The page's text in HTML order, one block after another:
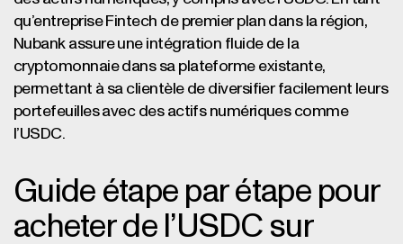
qu’entreprise Fintech de premier plan dans la région,
Nubank assure une intégration fluide de la
cryptomonnaie dans sa plateforme existante,
permettant à sa clientèle de diversifier facilement leurs
portefeuilles avec des actifs numériques comme
l’USDC.
Guide étape par étape pour
acheter de l’USDC sur